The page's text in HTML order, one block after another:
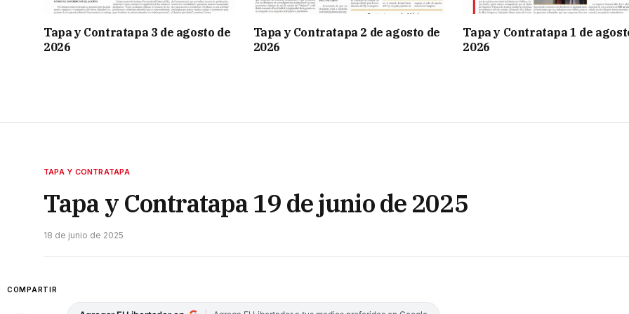
Tapa y Contratapa 3 de agosto de
2026
Tapa y Contratapa 2 de agosto de
2026
Tapa y Contratapa 1 de
2026
TAPA Y CONTRATAPA
Tapa y Contratapa 19 de junio de 2025
18 de junio de 2025
COMPARTIR